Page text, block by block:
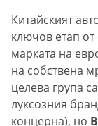
Китайският
ключов етап от
марката на
на собствена
целева група
луксозния
концерна), но